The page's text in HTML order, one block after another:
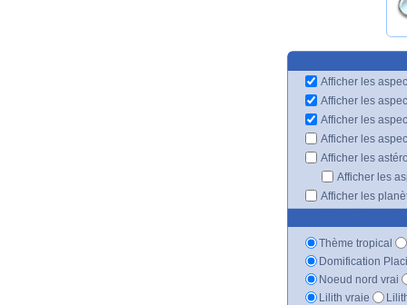
Afficher les
Afficher les
Afficher les
Afficher les
Afficher les
Afficher les
Afficher les
Thème tropical
Domification
Noeud nord vrai
Lilith vraie